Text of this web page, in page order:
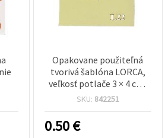
Opakovane použiteľná
tvorivá šablóna LORCA,
veľkosť potlače 3 × 4 cm,
model L22
SKU: 842251
0.50€